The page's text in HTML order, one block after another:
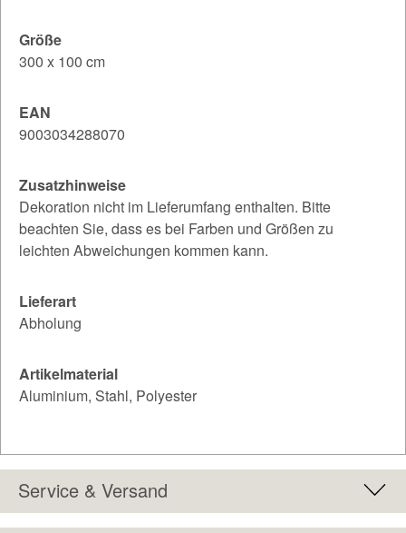
Größe
300 x 100 cm
EAN
9003034288070
Zusatzhinweise
Dekoration nicht im Lieferumfang enthalten. Bitte
beachten Sie, dass es bei Farben und Größen zu
leichten Abweichungen kommen kann.
Lieferart
Abholung
Artikelmaterial
Aluminium, Stahl, Polyester
Service & Versand